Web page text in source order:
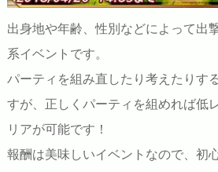
出身地や年齢、性別などによって出
系イベントです。
パーティを組み直したり考えたりす
すが、正しくパーティを組めれば低
リアが可能です！
報酬は美味しいイベントなので、初